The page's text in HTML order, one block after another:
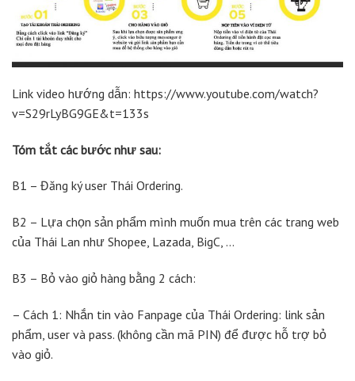
Link video hướng dẫn: https://www.youtube.com/watch?
v=S29rLyBG9GE&t=133s
Tóm tắt các bước như sau:
B1 – Đăng ký user Thái Ordering.
B2 – Lựa chọn sản phẩm mình muốn mua trên các trang web
của Thái Lan như Shopee, Lazada, BigC, …
B3 – Bỏ vào giỏ hàng bằng 2 cách:
– Cách 1: Nhắn tin vào Fanpage của Thái Ordering: link sản
phẩm, user và pass. (không cần mã PIN) để được hỗ trợ bỏ
vào giỏ.